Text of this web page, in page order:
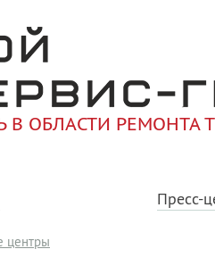
В ОБЛАСТИ РЕМОНТА
Пресс-
центры